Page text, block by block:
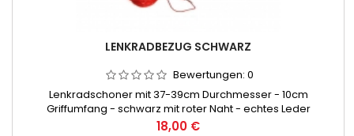
LENKRADBEZUG SCHWARZ
Bewertungen: 0
Lenkradschoner mit 37-39cm Durchmesser - 10cm
Griffumfang - schwarz mit roter Naht - echtes Leder
Preis
18,00 €